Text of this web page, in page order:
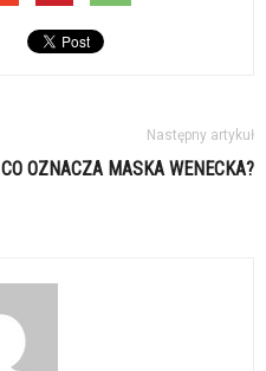
Następny artykuł
CO OZNACZA MASKA WENECKA?